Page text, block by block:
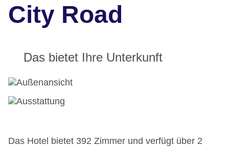
City Road
Das bietet Ihre Unterkunft
Das Hotel bietet 392 Zimmer und verfügt über 2